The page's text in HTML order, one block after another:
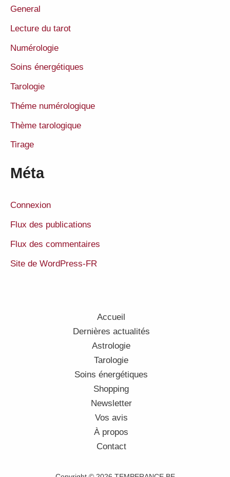
General
Lecture du tarot
Numérologie
Soins énergétiques
Tarologie
Théme numérologique
Thème tarologique
Tirage
Méta
Connexion
Flux des publications
Flux des commentaires
Site de WordPress-FR
Accueil
Dernières actualités
Astrologie
Tarologie
Soins énergétiques
Shopping
Newsletter
Vos avis
À propos
Contact